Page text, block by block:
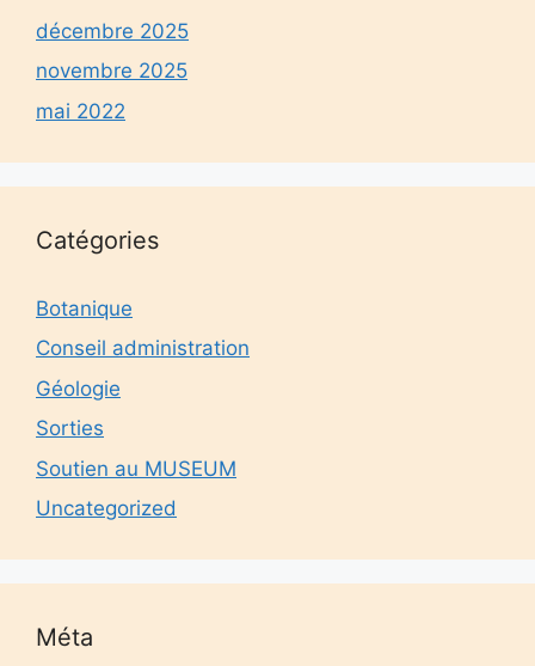
décembre 2025
novembre 2025
mai 2022
Catégories
Botanique
Conseil administration
Géologie
Sorties
Soutien au MUSEUM
Uncategorized
Méta